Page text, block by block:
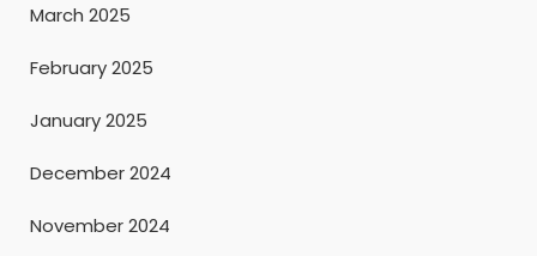
March 2025
February 2025
January 2025
December 2024
November 2024